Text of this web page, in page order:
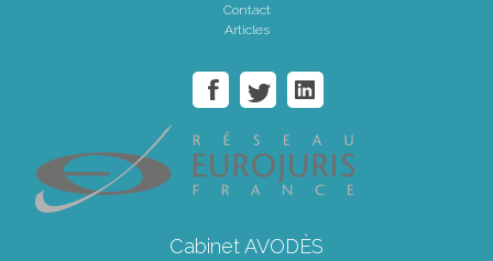
Contact
Articles
Cabinet AVODÈS